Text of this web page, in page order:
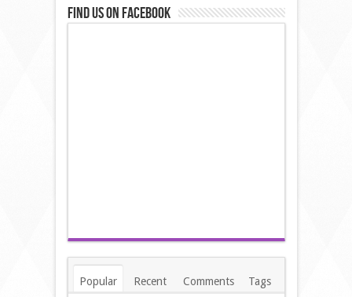
Find us on Facebook
Popular Recent Comments Tags